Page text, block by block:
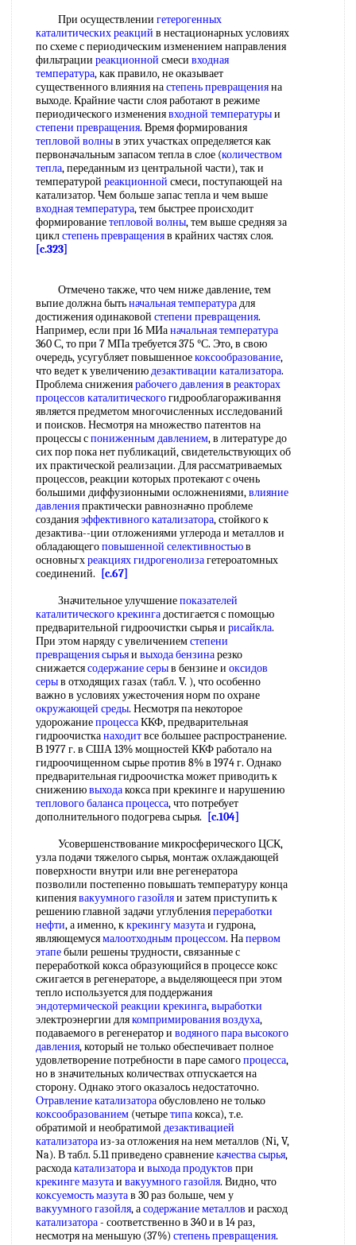
При осуществлении гетерогенных
каталитических реакций в нестационарных условиях
по схеме с периодическим изменением направления
фильтрации реакционной смеси входная
температура, как правило, не оказывает
существенного влияния настепень превращенияна
выходе. Крайние части слоя работают в режиме
периодического изменениявходной температурыи
степени превращения. Время формирования
тепловой волныв этих участках определяется как
первоначальным запасом тепла в слое (количеством
тепла, переданным из центральной части), так и
температурой реакционной смеси, поступающей на
катализатор. Чем больше запас тепла и чем выше
входная температура, тем быстрее происходит
формированиетепловой волны, тем выше средняя за
циклстепень превращенияв крайних частях слоя.
[c.323]
Отмечено также, что чем ниже давление, тем
вьпие должна бытьначальная температурадля
достижения одинаковой степени превращения.
Например, если при 16 МИаначальная температура
360 С, то при 7 МПа требуется 375 °С. Это, в свою
очередь, усугубляет повышенноекоксообразование,
что ведет к увеличениюдезактивации катализатора.
Проблема снижениярабочего давленияв реакторах
процессов каталитическогогидрооблагораживання
является предметом многочисленных исследований
и поисков. Несмотря на множество патентов на
процессы спониженным давлением, в литературе до
сих пор пока нет публикаций, свидетельствующих об
их практической реализации. Для рассматриваемых
процессов, реакции которых протекают с очень
большими диффузионными осложнениями,влияние
давленияпрактически равнозначно проблеме
созданияэффективного катализатора, стойкого к
дезактива--ции отложениями углерода и металлов и
обладающегоповышенной селективностьюв
основньгхреакциях гидрогенолизагетероатомных
соединений.
[c.67]
Значительное улучшениепоказателей
каталитического крекингадостигается с помощью
предварительной гидроочистки сырья и рисайкла.
При этом наряду с увеличениемстепени
превращения сырьяи выхода бензинарезко
снижаетсясодержание серыв бензине и оксидов
серыв отходящих газах (табл. V. ), что особенно
важно в условиях ужесточения норм по охране
окружающей среды. Несмотря па некоторое
удорожаниепроцессаККФ, предварительная
гидроочистканаходитвсе большее распространение.
В 1977 г. в США 13% мощностей ККФ работало на
гидроочищенном сырье против 8% в 1974 г. Однако
предварительная гидроочистка может приводить к
снижениювыходакокса при крекинге и нарушению
теплового балансапроцесса, что потребует
дополнительного подогрева сырья.
[c.104]
Усовершенствование микросферического ЦСК,
узла подачи тяжелого сырья, монтаж охлаждающей
поверхности внутри или вне регенератора
позволили постепенно повышать температуру конца
кипениявакуумного газойляи затем приступить к
решению главной задачи углубленияпереработки
нефти, а именно, ккрекингу мазутаи гудрона,
являющемусямалоотходным процессом. Напервом
этапебыли решены трудности, связанные с
переработкой кокса образующийся в процессе кокс
сжигается в регенераторе, а выделяющееся при этом
тепло используется для поддержания
эндотермической реакции крекинга,выработки
электроэнергии длякомпримирования воздуха,
подаваемого в регенератор и водяного паравысокого
давления, который не только обеспечивает полное
удовлетворение потребности в паре самогопроцесса,
но в значительных количествах отпускается на
сторону. Однако этого оказалось недостаточно.
Отравление катализатораобусловлено не только
коксообразованием (четыретипакокса), т.е.
обратимой и необратимой дезактивацией
катализатораиз-за отложения на нем металлов (Ni, V,
Na). В табл. 5.11 приведено сравнениекачества сырья,
расходакатализатораи выхода продуктов при
крекинге мазутаи вакуумного газойля. Видно, что
коксуемость мазутав 30 раз больше, чем у
вакуумного газойля, асодержание металлов и расход
катализатора- соответственно в 340 и в 14 раз,
несмотря на меньшую (37%) степень превращения.